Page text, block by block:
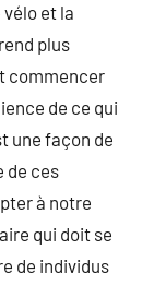
et la
plus
commencer
de ce qui
une façon de
de ces
à notre
qui doit se
de individus